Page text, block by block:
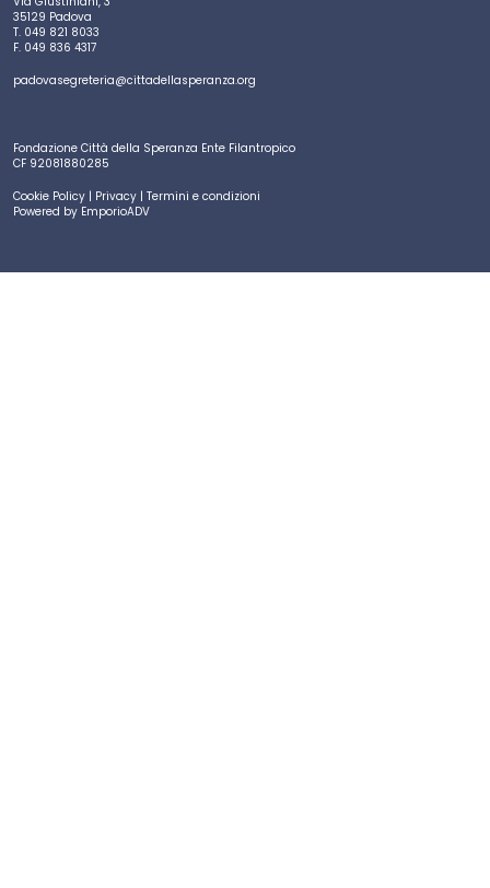
35129 Padova
T. 049 821 8033
F. 049 836 4317
padovasegreteria@cittadellasperanza.org
Fondazione Città della Speranza Ente Filantropico
CF 92081880285
Cookie Policy | Privacy | Termini e condizioni
Powered by EmporioADV